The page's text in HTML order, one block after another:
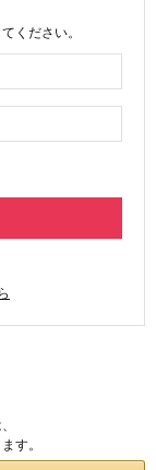
ください。
す。